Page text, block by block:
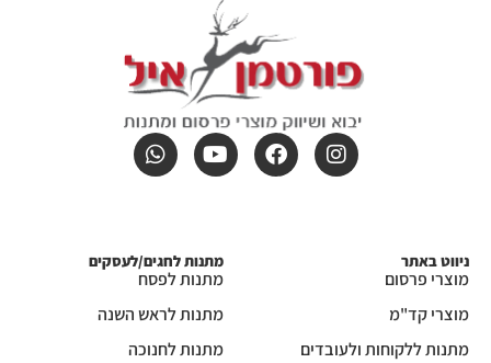
ניווט באתר
מוצרי פרסום
מוצרי קד"מ
מתנות ללקוחות ולעובדים
מתנות לחגים/לעסקים
מתנות לפסח
מתנות לראש השנה
מתנות לחנוכה